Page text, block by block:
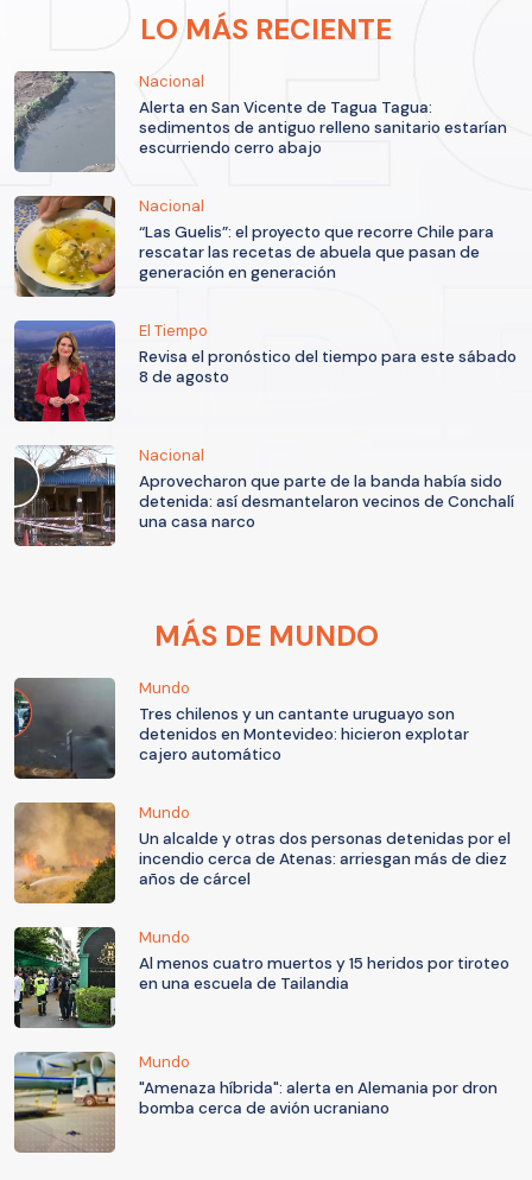
LO MÁS RECIENTE
Nacional
Alerta en San Vicente de Tagua Tagua:
sedimentos de antiguo relleno sanitario estarían
escurriendo cerro abajo
Nacional
“Las Guelis”: el proyecto que recorre Chile para
rescatar las recetas de abuela que pasan de
generación en generación
El Tiempo
Revisa el pronóstico del tiempo para este sábado
8 de agosto
Nacional
Aprovecharon que parte de la banda había sido
detenida: así desmantelaron vecinos de Conchalí
una casa narco
MÁS DE MUNDO
Mundo
Tres chilenos y un cantante uruguayo son
detenidos en Montevideo: hicieron explotar
cajero automático
Mundo
Un alcalde y otras dos personas detenidas por el
incendio cerca de Atenas: arriesgan más de diez
años de cárcel
Mundo
Al menos cuatro muertos y 15 heridos por tiroteo
en una escuela de Tailandia
Mundo
"Amenaza híbrida": alerta en Alemania por dron
bomba cerca de avión ucraniano